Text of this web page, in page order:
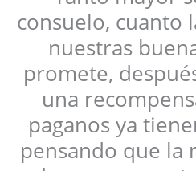
consuelo, cuanto
nuestras
promete,
una
paganos ya
pensando que la